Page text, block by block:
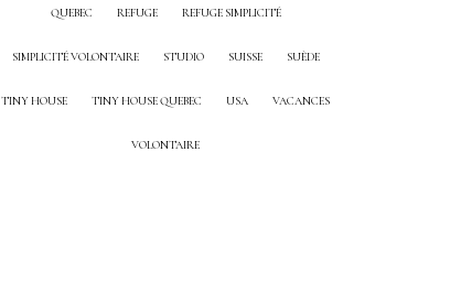
QUEBEC REFUGE REFUGE SIMPLICITÉ
SIMPLICITÉ VOLONTAIRE STUDIO SUISSE SUÈDE
TINY HOUSE TINY HOUSE QUEBEC USA VACANCES
VOLONTAIRE